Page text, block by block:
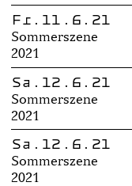
Fr.11.6.21
Sommerszene
2021
Sa.12.6.21
Sommerszene
2021
Sa.12.6.21
Sommerszene
2021